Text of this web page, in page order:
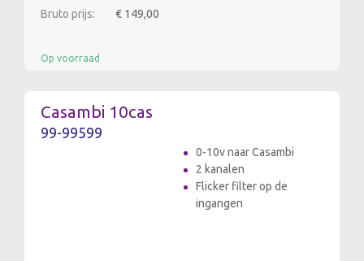
Bruto prijs: € 149,00
Op voorraad
Casambi 10cas
99-99599
0-10v naar Casambi
2 kanalen
Flicker filter op de
ingangen